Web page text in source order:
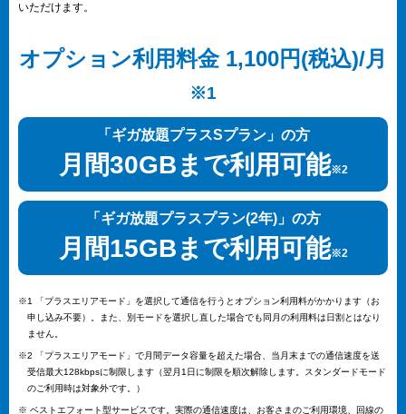
いただけます。
オプション利用料金 1,100円(税込)/月
※1
「ギガ放題プラスSプラン」の方
月間30GBまで利用可能※2
「ギガ放題プラスプラン(2年)」の方
月間15GBまで利用可能※2
※1 「プラスエリアモード」を選択して通信を行うとオプション利用料がかかります（お
申し込み不要）。また、別モードを選択し直した場合でも同月の利用料は日割とはなり
ません。
※2 「プラスエリアモード」で月間データ容量を超えた場合、当月末までの通信速度を送
受信最大128kbpsに制限します（翌月1日に制限を順次解除します。スタンダードモード
のご利用時は対象外です。）
※ ベストエフォート型サービスです。実際の通信速度は、お客さまのご利用環境、回線の